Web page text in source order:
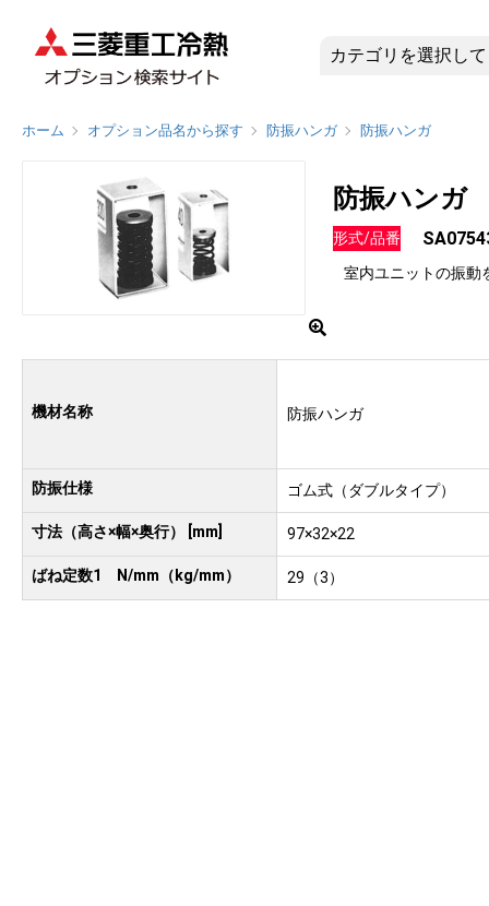
SA07543
ホーム オプション品名から探す 防振ハンガ 防振ハンガ
防振ハンガ
形式/品番
室内ユニットの振動
機材名称 防振ハンガ
防振仕様 ゴム式（ダブルタイプ）
寸法（高さ×幅×奥行） [mm] 97×32×22
ばね定数1 N/mm（kg/mm） 29（3）